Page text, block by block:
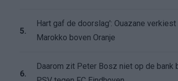
5.
Hart gaf de doorslag': Ouazane verkiest
Marokko boven Oranje
6.
Daarom zit Peter Bosz niet op de bank